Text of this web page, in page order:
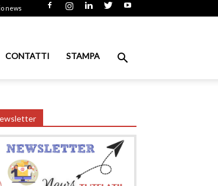
news
CONTATTI STAMPA